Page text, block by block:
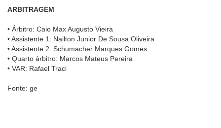
ARBITRAGEM
• Árbitro: Caio Max Augusto Vieira
• Assistente 1: Nailton Junior De Sousa Oliveira
• Assistente 2: Schumacher Marques Gomes
• Quarto árbitro: Marcos Mateus Pereira
• VAR: Rafael Traci
Fonte: ge